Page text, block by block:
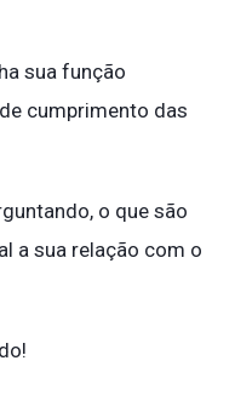
sua função
cumprimento das
o que são
a sua relação com o